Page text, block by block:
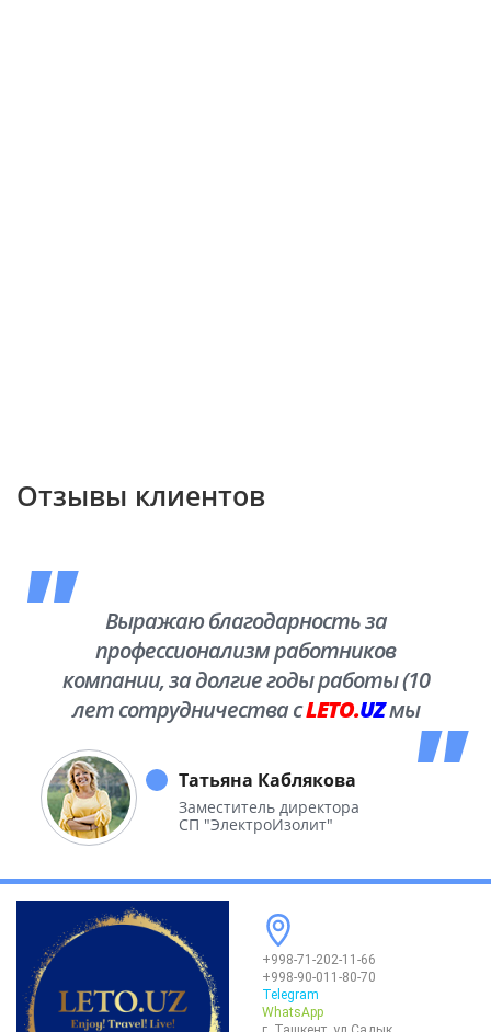
Отзывы клиентов
Выражаю благодарность за
профессионализм работников
компании, за долгие годы работы (10
лет сотрудничества сLETO.UZмы
необъятной Родины.
Татьяна Каблякова
Заместитель директора
СП "ЭлектроИзолит"
+998-71-202-11-66
+998-90-011-80-70
Telegram
WhatsApp